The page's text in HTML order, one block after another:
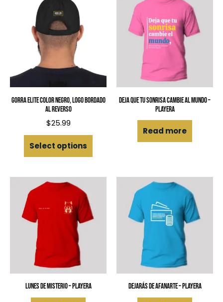
Gorra ELITE color negro, logo bordado
al reverso
$25.99
Select options
Deja que tu sonrisa cambie al mundo –
Playera
Read more
Lunes de Misterio – Playera Dejarás de afanarte – Playera